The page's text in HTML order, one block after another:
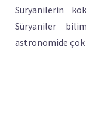
Süryanilerin
Süryaniler
astronomide